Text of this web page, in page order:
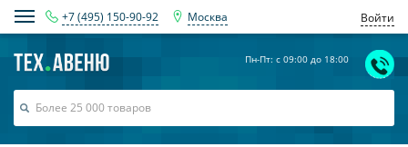
+7 (495) 150-90-92 Москва Войти
Пн-Пт: с 09:00 до 18:00